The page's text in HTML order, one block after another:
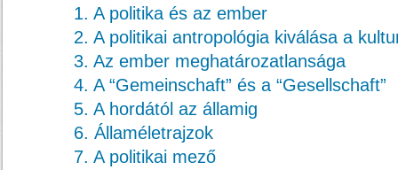
1. A politika és az ember
2. A politikai antropológia kiválása a
3. Az ember meghatározatlansága
4. A “Gemeinschaft” és a “Gesellschaft”
5. A hordától az államig
6. Államéletrajzok
7. A politikai mező